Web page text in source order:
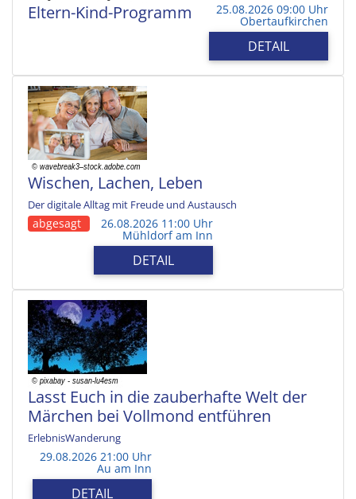
Eltern-Kind-Programm 25.08.2026 09:00 Uhr
Obertaufkirchen
DETAIL
Wischen, Lachen, Leben
Der digitale Alltag mit Freude und Austausch
abgesagt 26.08.2026 11:00 Uhr
Mühldorf am Inn
DETAIL
Lasst Euch in die zauberhafte Welt der
Märchen bei Vollmond entführen
ErlebnisWanderung
29.08.2026 21:00 Uhr
Au am Inn
DETAIL